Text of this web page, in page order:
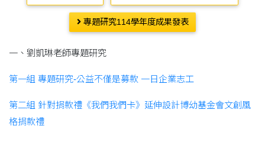
專題研究114學年度成果發表
一、劉凱琳老師專題研究
第一組 專題研究-公益不僅是募款 一日企業志工
第二組 針對捐款禮《我們我們卡》延伸設計博幼基金會文創風
格捐款禮